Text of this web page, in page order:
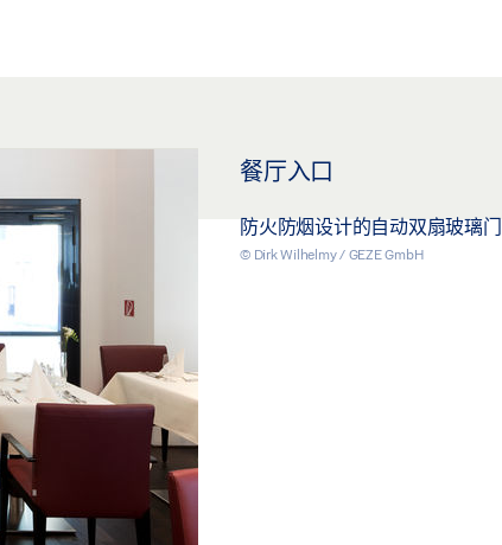
餐厅入口
防火防烟设计的自动双扇玻璃门
© Dirk Wilhelmy / GEZE GmbH